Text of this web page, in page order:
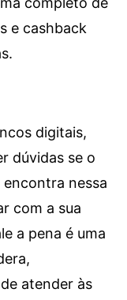
e cashback
digitais,
dúvidas se o
nessa
com a sua
a pena é uma
atender às